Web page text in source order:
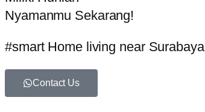
Nyamanmu Sekarang!
#smart Home living near Surabaya
Contact Us